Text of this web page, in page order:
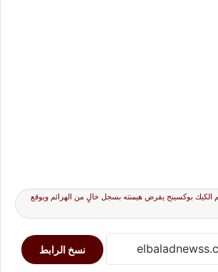
الكيك بوكسينج يفرض هيمنته بسجل خالٍ من الهزائم ويوقع
نسخ الرابط